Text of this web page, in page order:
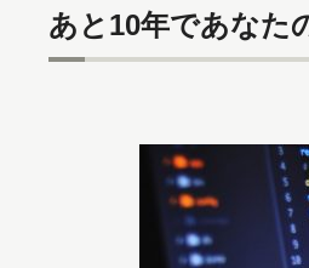
あと10年であなた